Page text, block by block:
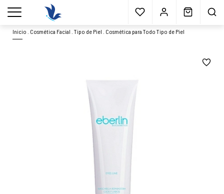
Envío gratisa partir 40€* Muestras gratis Blog
menu
Inicio Cosmética Facial .Tipo de Piel Cosmética para Todo Tipo de Piel